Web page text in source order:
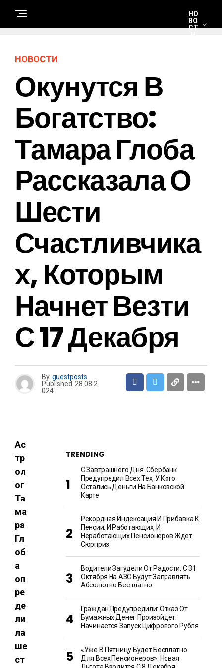
НО
ВО
СТ
О
И
Р
НОВОСТИ
Окунутся В
Богатство:
Тамара Глоба
Рассказала О
Шести
Счастливчика
Х, Которым
Начнет Везти
С 17 Декабря
By guestposts
Published 28.08.2
024
Ас
тр
ол
ог
Та
ма
ра
Гл
об
а
оп
ре
де
ли
ла
ше
ст
TRENDING
С Завтрашнего Дня. Сбербанк
Предупредил Всех Тех, У Кого
Остались Деньги На Банковской
Карте
Рекордная Индексация И Прибавка К
Пенсии: И Работающих, И
Неработающих Пенсионеров Ждет
Сюрприз
Водители Загудели От Радости: С 31
Октября На АЗС Будут Заправлять
Абсолютно Бесплатно
Граждан Предупредили: Отказ От
Бумажных Денег Произойдет:
Начинается Запуск Цифрового Рубля
«Уже В Пятницу Будет Бесплатно
Для Всех Пенсионеров». Новая